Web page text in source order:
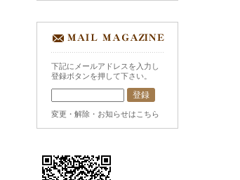
下記にメールアドレスを入力し
登録ボタンを押して下さい。
変更・解除・お知らせはこちら